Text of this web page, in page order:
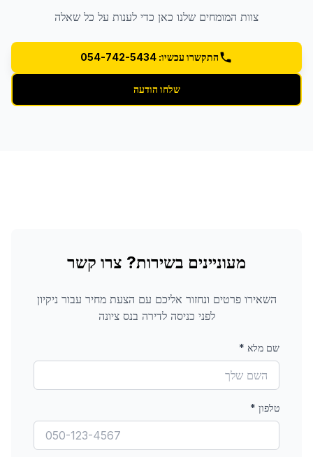
צוות המומחים שלנו כאן כדי לענות על כל שאלה
התקשרו עכשיו: 054-742-5434
שלחו הודעה
מעוניינים בשירות? צרו קשר
השאירו פרטים ונחזור אליכם עם הצעת מחיר עבור ניקיון
לפני כניסה לדירה בנס ציונה
שם מלא *
טלפון *